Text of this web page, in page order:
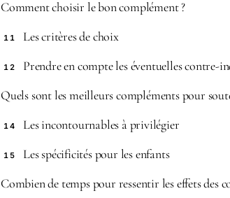
Comment choisir le bon complément ?
11 Les critères de choix
12 Prendre en compte les éventuelles contre-
Quels sont les meilleurs compléments pour
14 Les incontournables à privilégier
15 Les spécificités pour les enfants
Combien de temps pour ressentir les effets des